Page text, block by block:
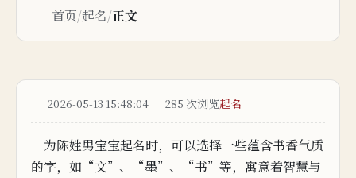
首页/起名/正文
2026-05-13 15:48:04 285 次浏览起名
为陈姓男宝宝起名时，可以选择一些蕴含书香气质
的字，如“文”、“墨”、“书”等， 寓意着智慧与